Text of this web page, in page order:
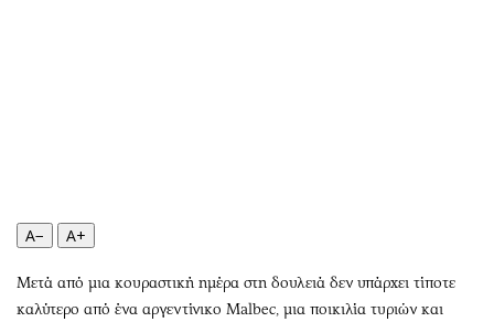
Οικονομία
Real Estate
Επιχειρήσεις
Οικονομία
Γενικά
A− A+
Μετά από μια κουραστική ημέρα στη δουλειά δεν υπάρχει τίποτε
καλύτερο από ένα αργεντίνικο Malbec, μια ποικιλία τυριών και